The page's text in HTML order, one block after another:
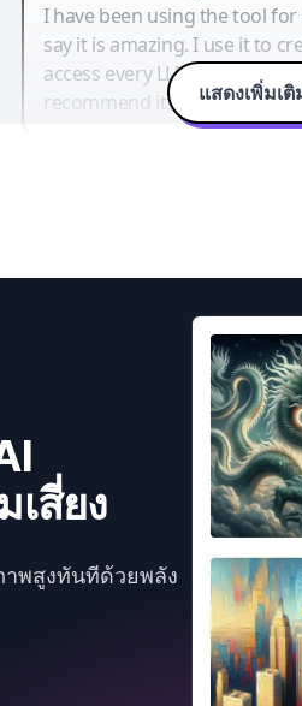
I have been using the tool for
say it is amazing. I use it to
access every LLM in one
recommend it.
แสดงเพิ่มเติ
สี่ยง
าพสูงทันทีด้วยพลัง